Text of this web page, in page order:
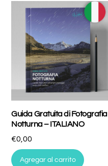
Guida Gratuita di Fotografia
Notturna – ITALIANO
€0,00
Agregar al carrito